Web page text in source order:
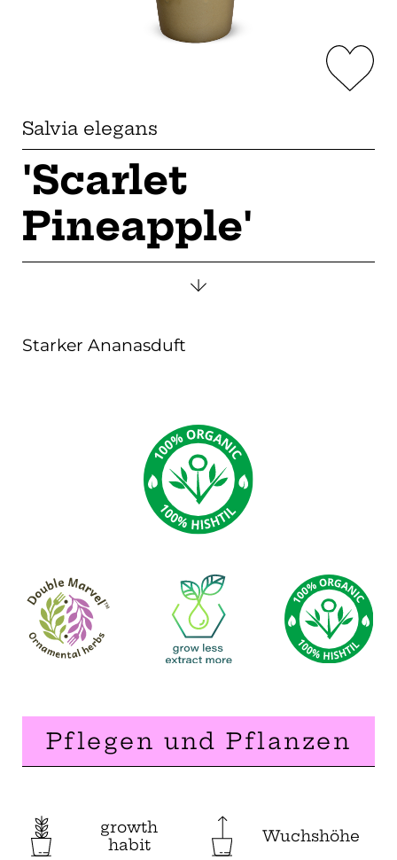
Salvia elegans
'Scarlet
Pineapple'
Starker Ananasduft
Pflegen und Pflanzen
growth
habit
Wuchshöhe